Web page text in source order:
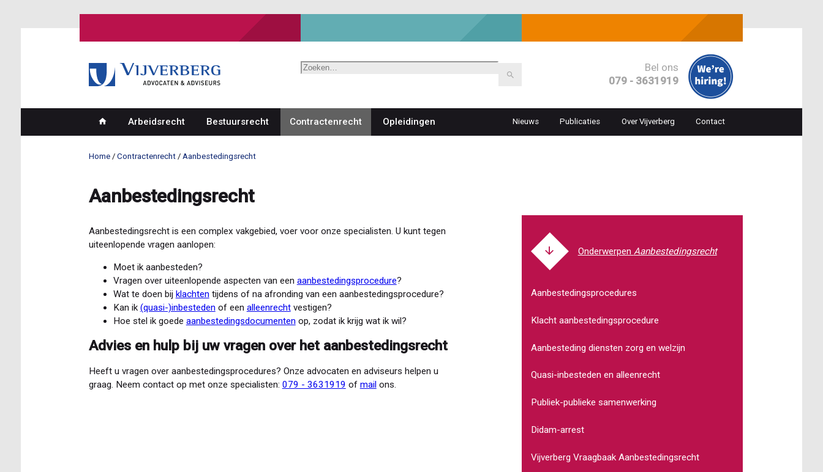
Zoeken
Bel ons
079 - 3631919
Hoofdnavigatie
Arbeidsrecht Bestuursrecht Contractenrecht Opleidingen
Top
navigation
Nieuws Publicaties Over Vijverberg Contact
Home Contractenrecht Aanbestedingsrecht
Aanbestedingsrecht
Aanbestedingsrecht is een complex vakgebied, voer voor onze specialisten. U kunt tegen
uiteenlopende vragen aanlopen:
Moet ik aanbesteden?
Vragen over uiteenlopende aspecten van een aanbestedingsprocedure?
Wat te doen bij klachtentijdens of na afronding van een aanbestedingsprocedure?
Kan ik (quasi-)inbestedenof een alleenrechtvestigen?
Hoe stel ik goede aanbestedingsdocumentenop, zodat ik krijg wat ik wil?
Advies en hulp bij uw vragen over het aanbestedingsrecht
Heeft u vragen over aanbestedingsprocedures? Onze advocaten en adviseurs helpen u
graag. Neem contact op met onze specialisten: 079 - 3631919 of mailons.
Aanbestedingsrecht
Aanbestedingsprocedures
Klacht aanbestedingsprocedure
Aanbesteding diensten zorg en welzijn
Quasi-inbesteden en alleenrecht
Publiek-publieke samenwerking
Didam-arrest
Vijverberg Vraagbaak Aanbestedingsrecht